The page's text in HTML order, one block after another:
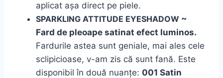
aplicat așa direct pe piele.
SPARKLING ATTITUDE EYESHADOW ~
Fard de pleoape satinat efect luminos.
Fardurile astea sunt geniale, mai ales cele
sclipicioase, v-am zis că sunt fană. Este
disponibilîn două nuanțe: 001 Satin